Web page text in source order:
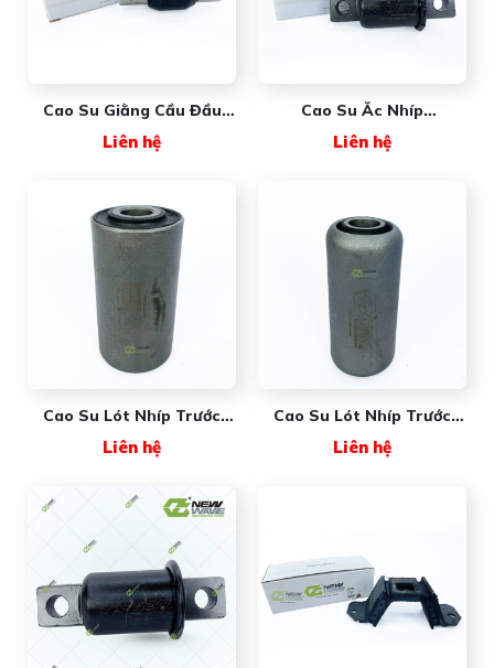
Cao Su Giằng Cầu Đầu
(#NW47691-000) New
Liên hệ
Cao Su Ắc Nhíp
(#NW1616412) New Wave
Liên hệ
Cao Su Lót Nhíp Trước
NW6803220150 New Wave
Liên hệ
Cao Su Lót Nhíp Trước
NW3525665C1 New Wave
Liên hệ